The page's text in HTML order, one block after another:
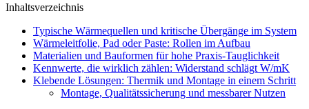
Inhaltsverzeichnis
Typische Wärmequellen und kritische Übergänge im System
Wärmeleitfolie, Pad oder Paste: Rollen im Aufbau
Materialien und Bauformen für hohe Praxis-Tauglichkeit
Kennwerte, die wirklich zählen: Widerstand schlägt W/mK
Klebende Lösungen: Thermik und Montage in einem Schritt
Montage, Qualitätssicherung und messbarer Nutzen